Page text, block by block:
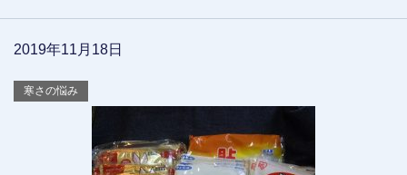
2019年11月18日
寒さの悩み